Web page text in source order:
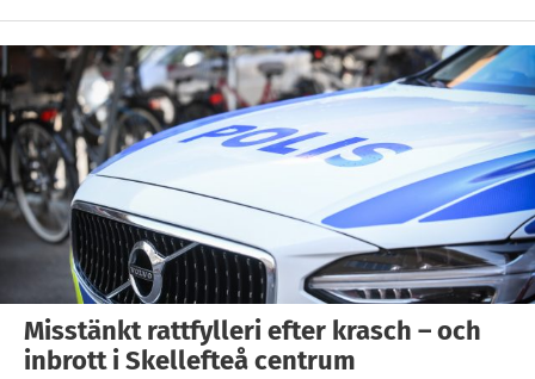
Misstänkt rattfylleri efter krasch – och
inbrott i Skellefteå centrum